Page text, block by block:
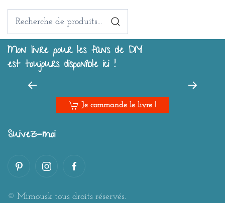
Recherche
Mon livre pour les fans de DIY
est toujours disponible ici !
Je commande le livre !
Suivez-moi
© Mimousk tous droits réservés.